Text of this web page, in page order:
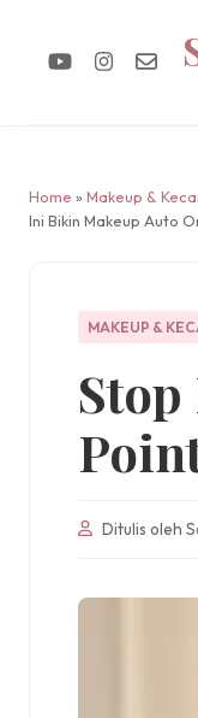
Home » Makeup &
Ini Bikin Makeup Auto
MAKEUP &
Ditulis oleh